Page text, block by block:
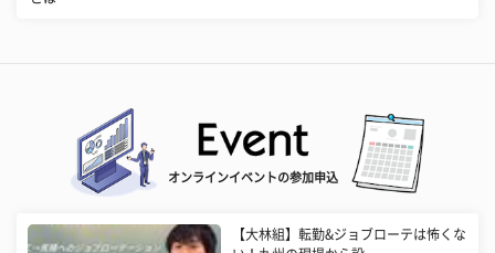
オンラインイベントの参加申込
【大林組】転勤&ジョブローテは怖くな